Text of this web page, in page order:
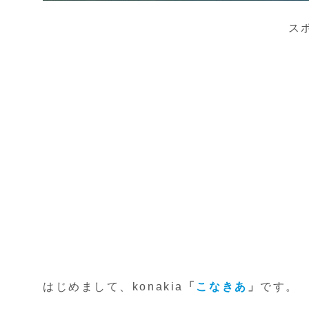
ス
はじめまして、konakia 「 こなきあ 」 です。